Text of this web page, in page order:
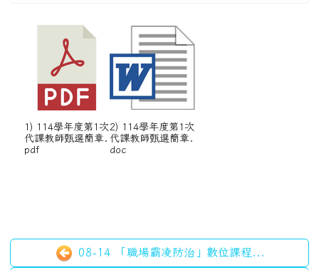
1) 114學年度第1次
代課教師甄選簡章.
pdf
2) 114學年度第1次
代課教師甄選簡章.
doc
08-14 「職場霸凌防治」數位課程...